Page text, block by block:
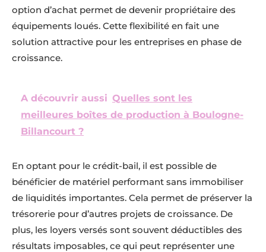
option d’achat permet de devenir propriétaire des
équipements loués. Cette flexibilité en fait une
solution attractive pour les entreprises en phase de
croissance.
A découvrir aussi Quelles sont les
meilleures boîtes de production à Boulogne-
Billancourt ?
En optant pour le crédit-bail, il est possible de
bénéficier de matériel performant sans immobiliser
de liquidités importantes. Cela permet de préserver la
trésorerie pour d’autres projets de croissance. De
plus, les loyers versés sont souvent déductibles des
résultats imposables, ce qui peut représenter une